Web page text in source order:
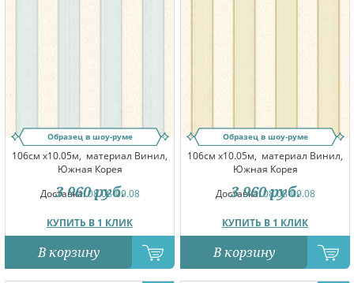
Образец в шоу-руме
106см x10.05м, материал Винил,
Южная Корея
Доставка:08.08-09.08
КУПИТЬ В 1 КЛИК
3 960 руб.
В корзину
Образец в шоу-руме
106см x10.05м, материал Винил,
Южная Корея
Доставка:08.08-09.08
КУПИТЬ В 1 КЛИК
3 960 руб.
В корзину